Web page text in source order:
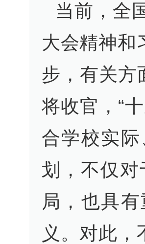
当前，全
大会精神和
步，有关方
将收官，“
合学校实
划，不仅
局，也具
义。对此